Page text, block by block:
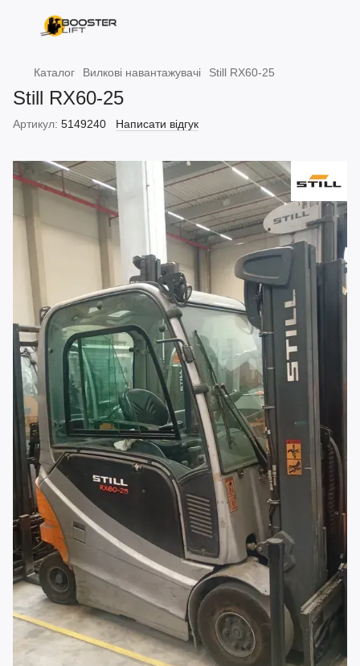
Каталог Вилкові навантажувачі Still RX60-25
Still RX60-25
Артикул: 5149240 Написати відгук